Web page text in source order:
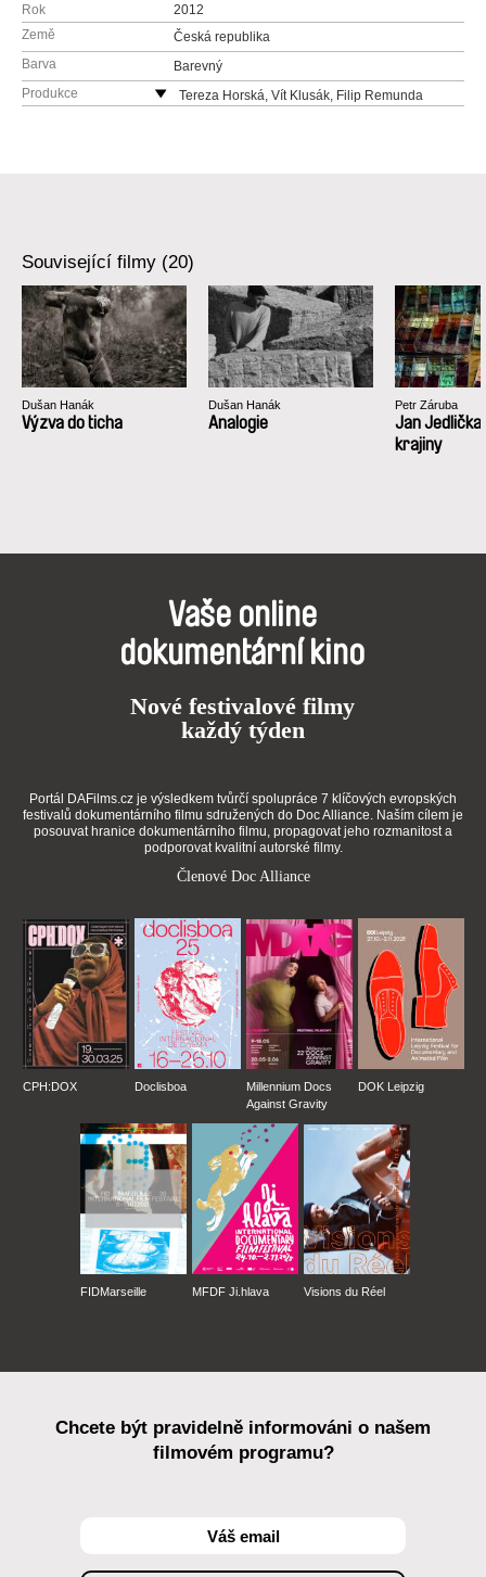
Rok
2012
Země
Česká republika
Barva
Barevný
Produkce
Tereza Horská, Vít Klusák, Filip Remunda
Související filmy (20)
Dušan Hanák
Výzva do ticha
Dušan Hanák
Analogie
Petr Záruba
Jan
krajiny
Vaše online
dokumentární kino
Nové festivalové filmy
každý týden
Portál DAFilms.cz je výsledkem tvůrčí spolupráce 7 klíčových evropských
festivalů dokumentárního filmu sdružených do Doc Alliance. Naším cílem je
posouvat hranice dokumentárního filmu, propagovat jeho rozmanitost a
podporovat kvalitní autorské filmy.
Členové Doc Alliance
CPH:DOX Doclisboa
Millennium Docs
Against Gravity
DOK Leipzig
FIDMarseille MFDF Ji.hlava Visions du Réel
Chcete být pravidelně informováni o našem
filmovém programu?